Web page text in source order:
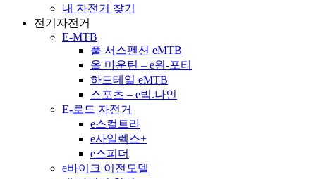
내 자전거 찾기
전기자전거
E-MTB
풀 서스펜션 eMTB
올 마운틴 – e원-포티
하드테일 eMTB
스포츠 – e빅.나인
E-로드 자전거
e스컬트라
e사일렉스+
e스피더
e바이크 이전모델